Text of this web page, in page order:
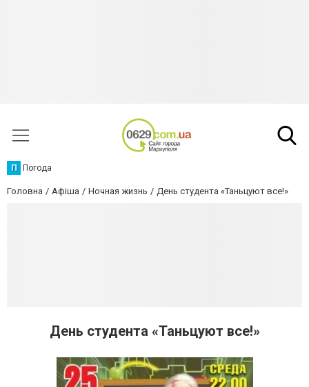
П Погода
Головна Афіша Ночная жизнь День студента «Таньцуют все!»
День студента «Таньцуют все!»